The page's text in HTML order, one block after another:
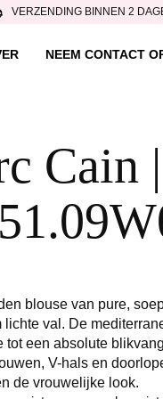
VERZENDING BINNEN 2
NEEM CONTACT
Cain
blouse van pure,
lichte val. De
tot een absolute
V-hals en
de vrouwelijke look.